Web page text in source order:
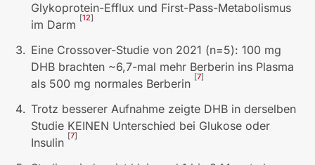
Glykoprotein-Efflux und First-Pass-Metabolismus
im Darm [12]
Eine Crossover-Studie von 2021 (n=5): 100 mg
DHB brachten ~6,7-mal mehr Berberin ins Plasma
als 500 mg normales Berberin [7]
Trotz besserer Aufnahme zeigte DHB in derselben
Studie KEINEN Unterschied bei Glukose oder
Insulin [7]